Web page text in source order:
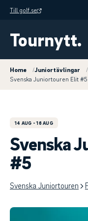
Till golf.se
Tournytt.
Home /Juniortävlingar /
Svenska Juniortouren Elit #5
14 AUG - 16 AUG
Svenska
#5
Svenska Juniortouren